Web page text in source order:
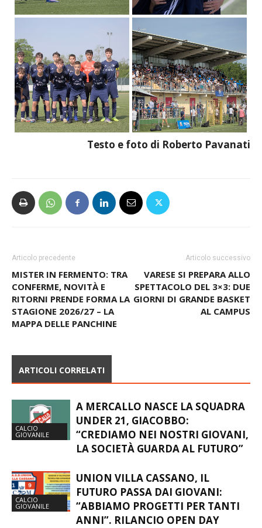
Testo e foto di Roberto Pavanati
Articolo precedente
MISTER IN FERMENTO: TRA
CONFERME, NOVITÀ E
RITORNI PRENDE FORMA LA
STAGIONE 2026/27 – LA
MAPPA DELLE PANCHINE
Articolo successivo
VARESE SI PREPARA ALLO
SPETTACOLO DEL 3×3: DUE
GIORNI DI GRANDE BASKET
AL CAMPUS
ARTICOLI CORRELATI
CALCIO
GIOVANILE
A MERCALLO NASCE LA SQUADRA
UNDER 21, GIACOBBO:
“CREDIAMO NEI NOSTRI GIOVANI,
LA SOCIETÀ GUARDA AL FUTURO”
CALCIO
GIOVANILE
UNION VILLA CASSANO, IL
FUTURO PASSA DAI GIOVANI:
“ABBIAMO PROGETTI PER TANTI
ANNI”. RILANCIO OPEN DAY